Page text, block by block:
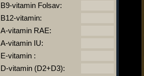
B9-vitamin Folsav:
B12-vitamin:
A-vitamin RAE:
A-vitamin IU:
E-vitamin :
D-vitamin (D2+D3):